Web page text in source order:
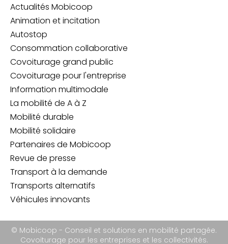
Actualités Mobicoop
Animation et incitation
Autostop
Consommation collaborative
Covoiturage grand public
Covoiturage pour l'entreprise
Information multimodale
La mobilité de A à Z
Mobilité durable
Mobilité solidaire
Partenaires de Mobicoop
Revue de presse
Transport à la demande
Transports alternatifs
Véhicules innovants
© Mobicoop - Conseil et solutions en mobilité partagée.
Covoiturage pour les entreprises et les collectivités.